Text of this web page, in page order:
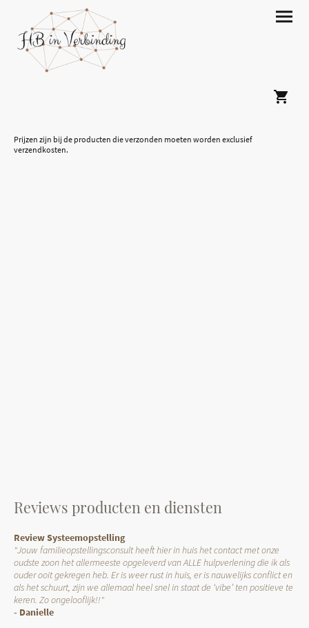
Prijzen zijn bij de producten die verzonden moeten worden exclusief
verzendkosten.
Reviews producten en diensten
Review Systeemopstelling
"Jouw familieopstellingsconsult heeft hier in huis het contact met onze
oudste zoon het allermeeste opgeleverd van ALLE hulpverlening die ik als
ouder ooit gekregen heb. Er is weer rust in huis, er is nauwelijks conflict en
als het schuurt, zijn we allemaal heel snel in staat de ‘vibe’ ten positieve te
keren. Zo ongelooflijk!!"
- Danielle